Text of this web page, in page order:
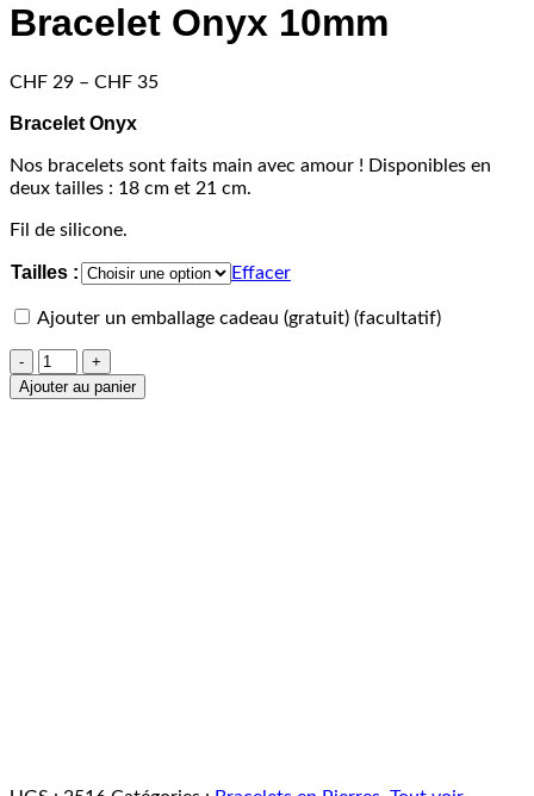
Bracelet Onyx 10mm
CHF 29 – CHF 35Price
CHF 35
Bracelet Onyx
Nos bracelets sont faits main avec amour ! Disponibles en
deux tailles : 18 cm et 21 cm.
Fil de silicone.
Tailles : Effacer
Ajouter un emballage cadeau (gratuit) (facultatif)
quantité
de
Bracelet
Ajouter au panier